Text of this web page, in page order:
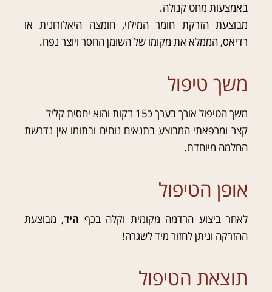
באמצעות מחט קנולה.
מבוצעת הזרקת חומר המילוי, חומצה היאלורונית או
רדיאס, הממלא את מקומו של השומן החסר ויוצר נפח.
משך טיפול
משך הטיפול אורך בערך כ15 דקות והוא יחסית קליל
קצר ומרפאתי המבוצע בתנאים נוחים ובתומו אין נדרשת
החלמה מיוחדת.
אופן הטיפול
לאחר ביצוע הרדמה מקומית וקלה בכף היד, מבוצעת
ההזרקה וניתן לחזור מיד לשגרה!
תוצאת הטיפול